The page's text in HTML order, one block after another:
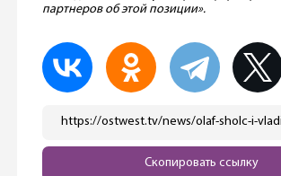
партнеров об этой позиции».
Скопировать ссылку